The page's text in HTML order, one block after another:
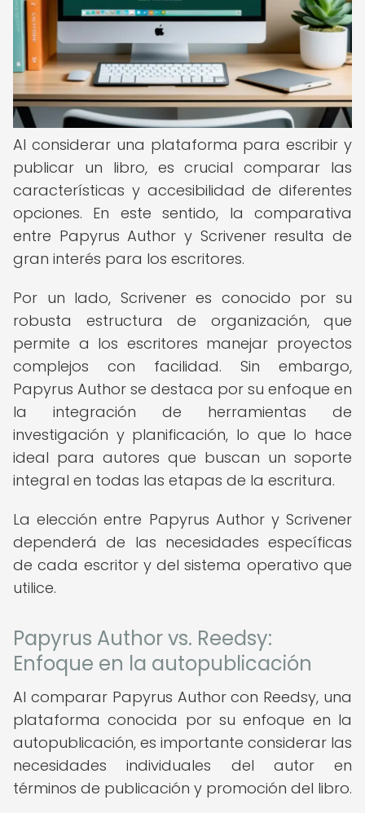
Al considerar una plataforma para escribir y
publicar un libro, es crucial comparar las
características y accesibilidad de diferentes
opciones. En este sentido, la comparativa
entre Papyrus Author y Scrivener resulta de
gran interés para los escritores.
Por un lado, Scrivener es conocido por su
robusta estructura de organización, que
permite a los escritores manejar proyectos
complejos con facilidad. Sin embargo,
Papyrus Author se destaca por su enfoque en
la integración de herramientas de
investigación y planificación, lo que lo hace
ideal para autores que buscan un soporte
integral en todas las etapas de la escritura.
La elección entre Papyrus Author y Scrivener
dependerá de las necesidades específicas
de cada escritor y del sistema operativo que
utilice.
Papyrus Author vs. Reedsy:
Enfoque en la autopublicación
Al comparar Papyrus Author con Reedsy, una
plataforma conocida por su enfoque en la
autopublicación, es importante considerar las
necesidades individuales del autor en
términos de publicación y promoción del libro.